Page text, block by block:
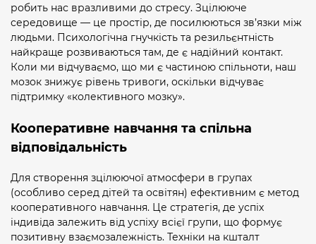
робить нас вразливими до стресу. Зцілююче
середовище — це простір, де посилюються зв’язки між
людьми. Психологічна гнучкість та резильєнтність
найкраще розвиваються там, де є надійний контакт.
Коли ми відчуваємо, що ми є частиною спільноти, наш
мозок знижує рівень тривоги, оскільки відчуває
підтримку «колективного мозку».
Кооперативне навчання та спільна
відповідальність
Для створення зцілюючої атмосфери в групах
(особливо серед дітей та освітян) ефективним є метод
кооперативного навчання. Це стратегія, де успіх
індивіда залежить від успіху всієї групи, що формує
позитивну взаємозалежність. Техніки на кшталт